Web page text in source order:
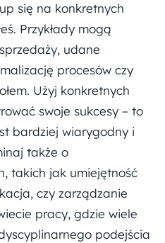
się na konkretnych
Przykłady mogą
udane
procesów czy
Użyj konkretnych
swoje sukcesy – to
bardziej wiarygodny i
także o
takich jak umiejętność
czy zarządzanie
pracy, gdzie wiele
podejścia